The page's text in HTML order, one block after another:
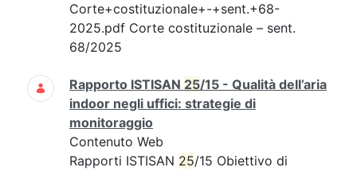
Corte+costituzionale+-+sent.+68-
2025.pdf Corte costituzionale – sent.
68/2025
Rapporto ISTISAN 25/15 - Qualità dell’aria
indoor negli uffici: strategie di
monitoraggio
Contenuto Web
Rapporti ISTISAN 25/15 Obiettivo di